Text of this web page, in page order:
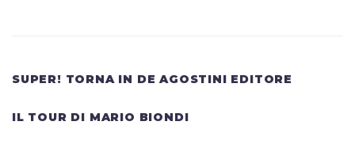
SUPER! TORNA IN DE AGOSTINI EDITORE
IL TOUR DI MARIO BIONDI